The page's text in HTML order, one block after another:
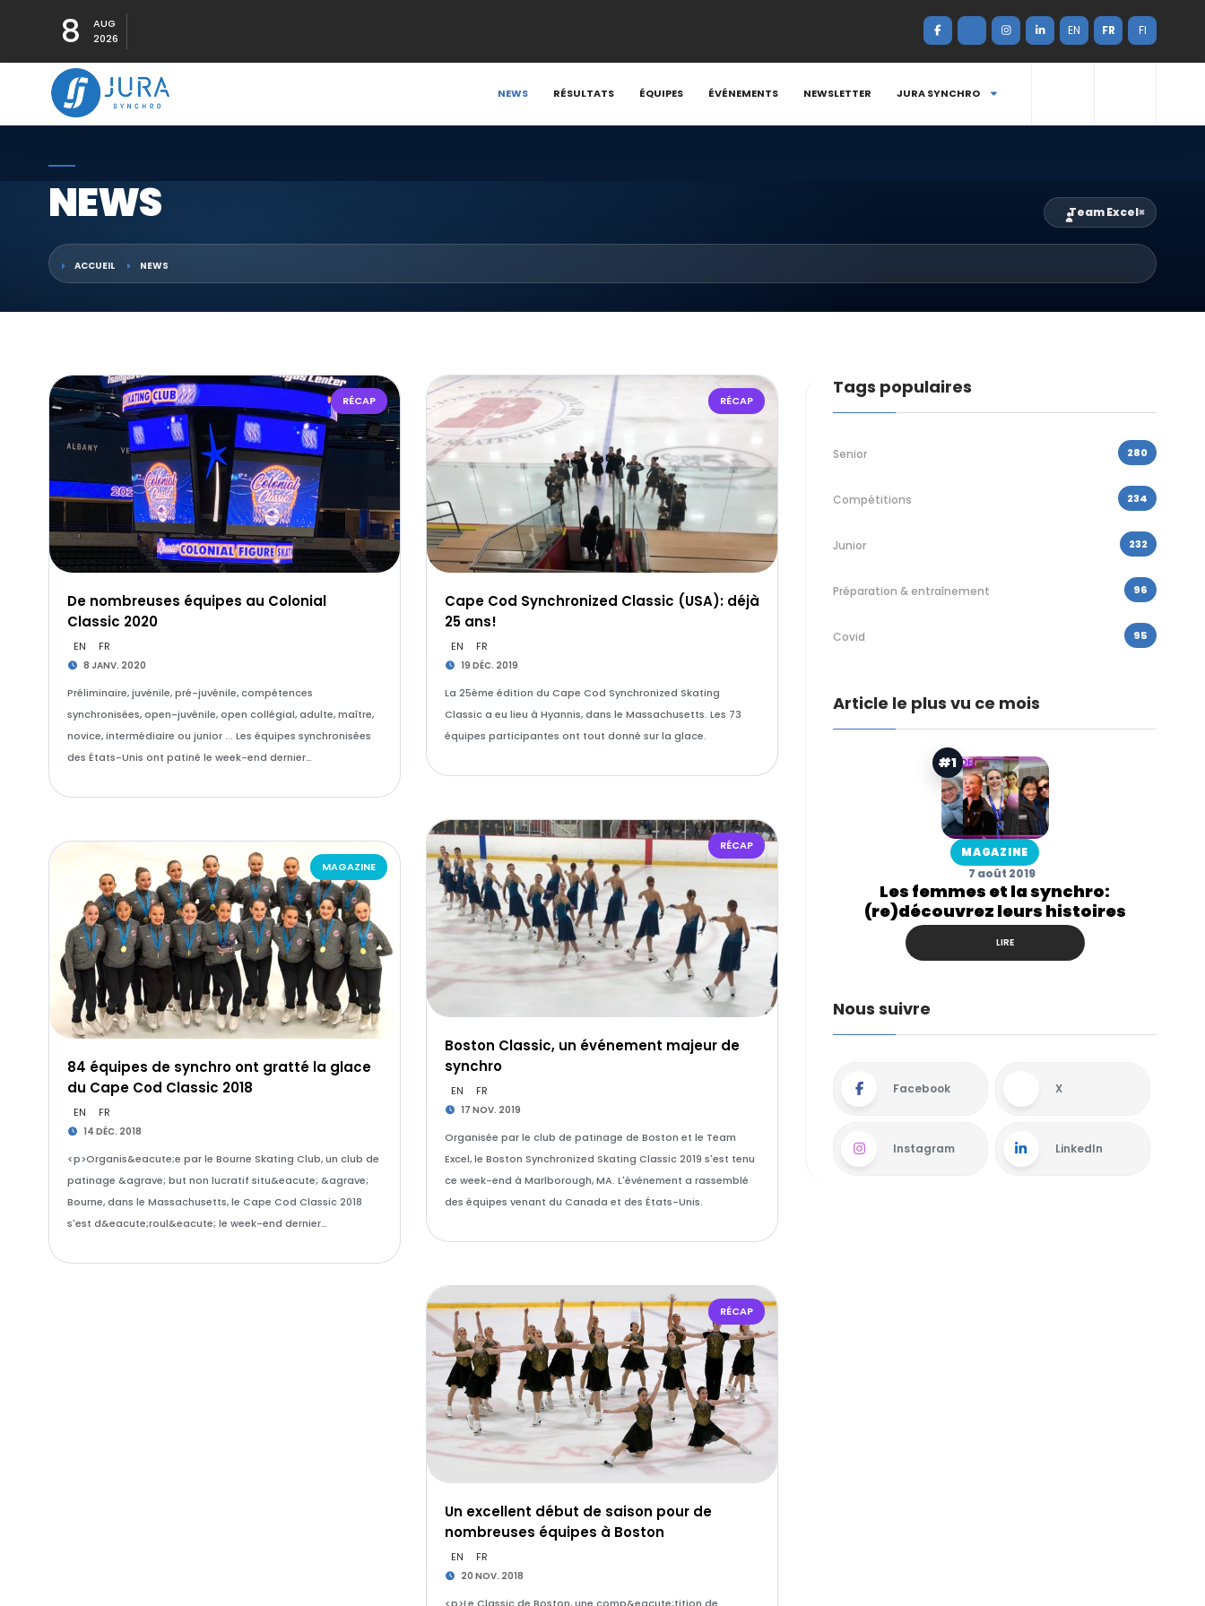
8
AUG
2026
EN FR FI
NEWS RÉSULTATS ÉQUIPES ÉVÉNEMENTS NEWSLETTER JURA SYNCHRO
NEWS Team Excel×
ACCUEIL NEWS
RÉCAP
De nombreuses équipes au Colonial
Classic 2020
EN FR
8 JANV. 2020
Préliminaire, juvénile, pré-juvénile, compétences
synchronisées, open-juvénile, open collégial, adulte, maître,
novice, intermédiaire ou junior ... Les équipes synchronisées
des États-Unis ont patiné le week-end dernier…
RÉCAP
Cape Cod Synchronized Classic (USA): déjà
25 ans!
EN FR
19 DÉC. 2019
La 25ème édition du Cape Cod Synchronized Skating
Classic a eu lieu à Hyannis, dans le Massachusetts. Les 73
équipes participantes ont tout donné sur la glace.
RÉCAP
Boston Classic, un événement majeur de
synchro
EN FR
17 NOV. 2019
Organisée par le club de patinage de Boston et le Team
Excel, le Boston Synchronized Skating Classic 2019 s'est tenu
ce week-end à Marlborough, MA. L'événement a rassemblé
des équipes venant du Canada et des États-Unis.
MAGAZINE
84 équipes de synchro ont gratté la glace
du Cape Cod Classic 2018
EN FR
14 DÉC. 2018
<p>Organis&eacute;e par le Bourne Skating Club, un club de
patinage &agrave; but non lucratif situ&eacute; &agrave;
Bourne, dans le Massachusetts, le Cape Cod Classic 2018
s'est d&eacute;roul&eacute; le week-end dernier…
RÉCAP
Un excellent début de saison pour de
nombreuses équipes à Boston
EN FR
20 NOV. 2018
Tags populaires
Senior 280
Compétitions 234
Junior 232
Préparation & entraînement 96
Covid 95
Article le plus vu ce mois
#1
MAGAZINE
7 août 2019
Les femmes et la synchro:
(re)découvrez leurs histoires
LIRE
Nous suivre
Facebook X
Instagram LinkedIn